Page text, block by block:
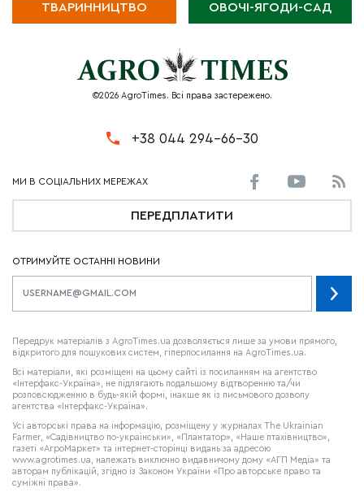
ТВАРИННИЦТВО ОВОЧІ-ЯГОДИ-САД
©2026 AgroTimes. Всі права застережено.
+38 044 294-66-30
ПЕРЕДПЛАТИТИ
ОТРИМУЙТЕ ОСТАННІ НОВИНИ
Передрук матеріалів з AgroTimes.ua дозволяється лише за умови прямого,
відкритого для пошукових систем, гіперпосилання на AgroTimes.ua.
Всі матеріали, які розміщені на цьому сайті із посиланням на агентство
«Інтерфакс-Україна», не підлягають подальшому відтворенню та/чи
розповсюдженню в будь-якій формі, інакше як із письмового дозволу
агентства «Інтерфакс-Україна».
Усі авторські права на інформацію, розміщену у журналах The Ukrainian
Farmer , «Садівництво по-українськи», «Плантатор», «Наше птахівництво»,
газеті «АгроМаркет» та інтернет-сторінці видань за адресою
www.agrotimes.ua,
належать виключно видавничому дому «АГП Медіа» та
авторам публікацій, згідно із Законом України «Про авторське право та
суміжні права».